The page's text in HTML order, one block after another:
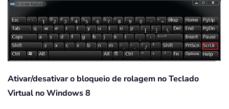
Ativar/desativar o bloqueio de rolagem no Teclado
Virtual no Windows 8